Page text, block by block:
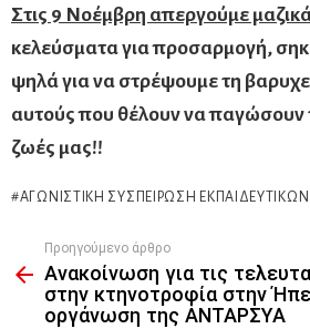
Στις 9 Νοέμβρη απεργούμε
κελεύσματα για προσαρμογή,
ψηλά για να στρέψουμε τη
αυτούς που θέλουν να παγώσουν
ζωές μας!!
ΑΓΩΝΙΣΤΙΚΉ ΣΥΣΠΕΊΡΩΣΗ ΕΚΠΑΙΔΕΥΤΙΚΏΝ
more
Προηγούμενο άρθρο
Ανακοίνωση για τις
στην κτηνοτροφία στην
οργάνωση της ΑΝΤΑΡΣΥΑ